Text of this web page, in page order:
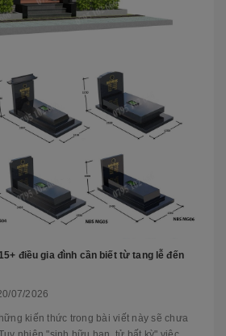
điều gia đình cần biết từ tang lễ đến
07/2026
kiến thức trong bài viết này sẽ chưa